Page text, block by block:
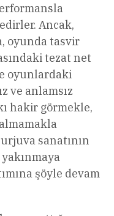
Ancak,
oyunda tasvir
tezat net
oyunlardaki
ve anlamsız
hakir görmekle,
sanatının
şöyle devam